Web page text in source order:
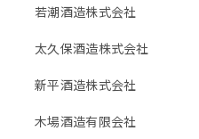
若潮酒造株式会社
太久保酒造株式会社
新平酒造株式会社
木場酒造有限会社